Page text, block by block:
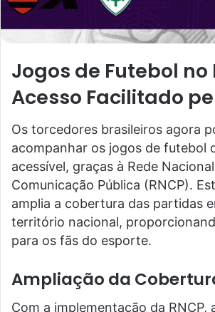
Jogos de Futebol no
Acesso Facilitado
Os torcedores brasileiros agora
acompanhar os jogos de futebol
acessível, graças à Rede
Comunicação Pública (RNCP).
amplia a cobertura das partidas
território nacional,
para os fãs do esporte.
Ampliação da
Com a implementação da RNCP,